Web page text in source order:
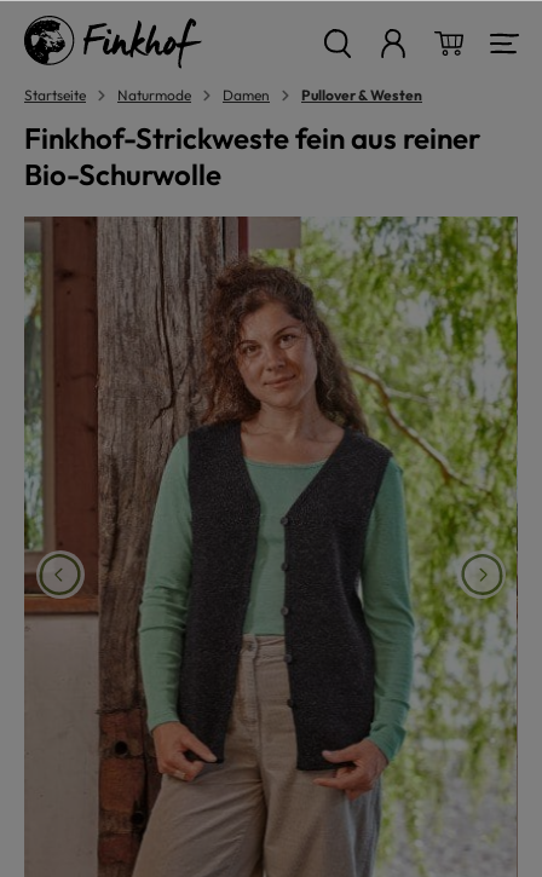
springen
Startseite Naturmode Damen Pullover & Westen
Finkhof-Strickweste fein aus reiner
Bio-Schurwolle
Bildergalerie überspringen